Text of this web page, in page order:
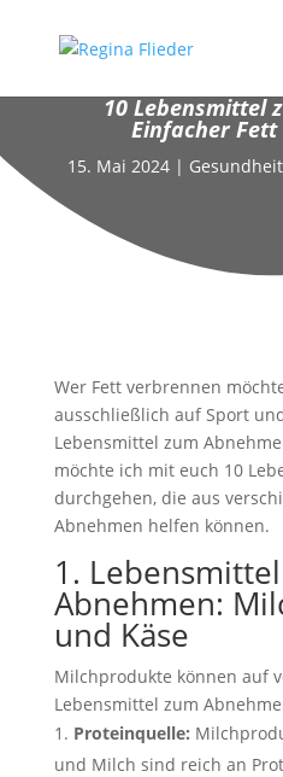
10 Lebensmittel
Einfacher
15. Mai 2024 |
Wer Fett verbrennen
ausschließlich auf Sport
Lebensmittel zum
möchte ich mit euch 10
durchgehen, die aus
Abnehmen helfen können.
1.
Abnehmen:
und Käse
Milchprodukte können auf
Lebensmittel zum
Proteinquelle:
und Milch sind reich an